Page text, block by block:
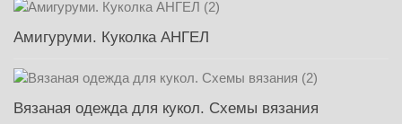
Амигуруми. Куколка АНГЕЛ
Вязаная одежда для кукол. Схемы вязания